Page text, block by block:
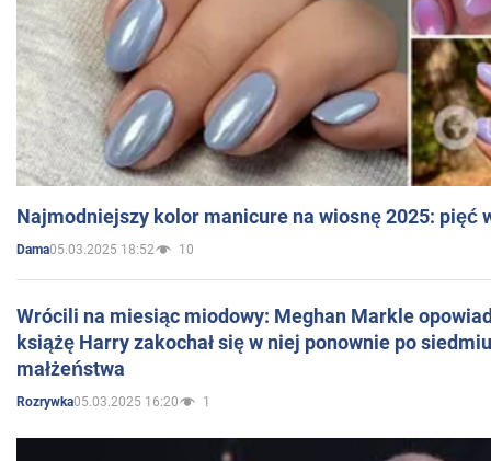
Najmodniejszy kolor manicure na wiosnę 2025: pięć
Dama05.03.2025 18:52 10
Wrócili na miesiąc miodowy: Meghan Markle
książę Harry zakochał się w niej ponownie po
małżeństwa
Rozrywka05.03.2025 16:20 1